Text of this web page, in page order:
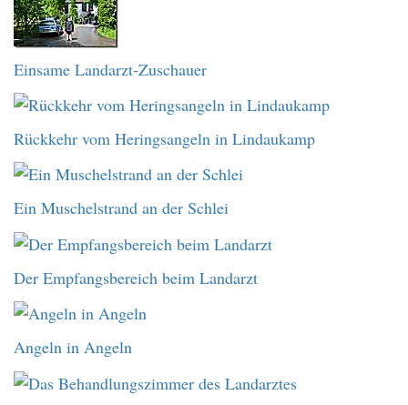
Einsame Landarzt-Zuschauer
Rückkehr vom Heringsangeln in Lindaukamp
Ein Muschelstrand an der Schlei
Der Empfangsbereich beim Landarzt
Angeln in Angeln